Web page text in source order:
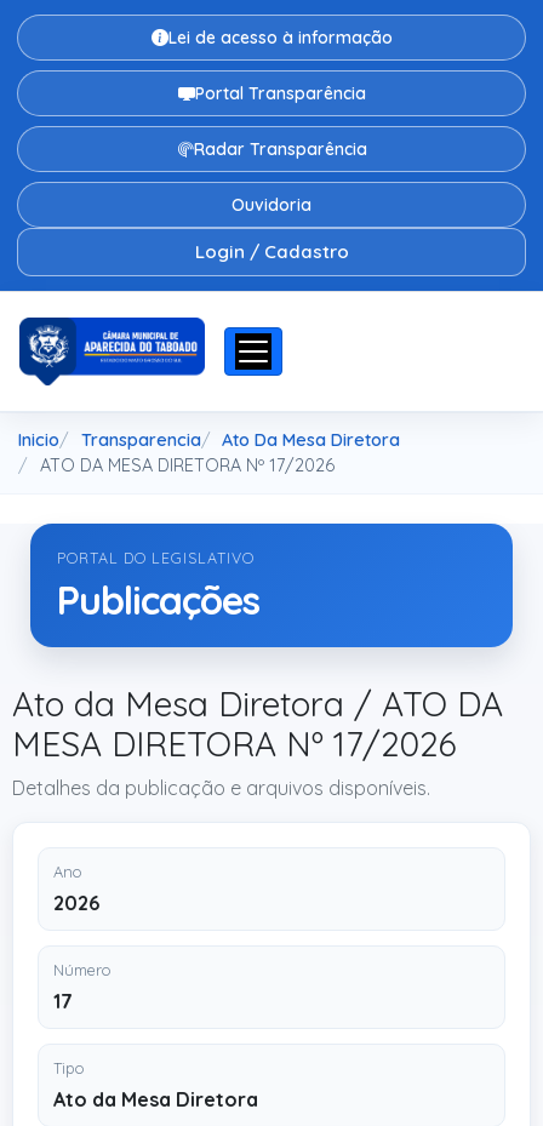
Lei de acesso à informação
Portal Transparência
Radar Transparência
Ouvidoria
Login / Cadastro
Inicio Transparencia
Ato Da Mesa Diretora
ATO DA MESA DIRETORA Nº 17/2026
PORTAL DO LEGISLATIVO
Publicações
Ato da Mesa Diretora / ATO DA
MESA DIRETORA Nº 17/2026
Detalhes da publicação e arquivos disponíveis.
Ano
2026
Número
17
Tipo
Ato da Mesa Diretora